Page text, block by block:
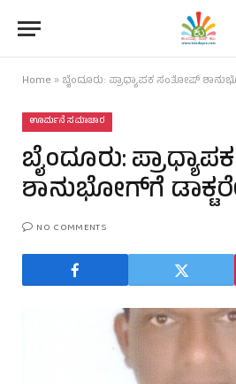
Home » ಬೈಂದೂರು: ಪ್ರಾಧ್ಯಾಪಕ ಸಂತೋಷ್
ಊರ್ಮನೆ ಸಮಾಚಾರ
ಬೈಂದೂರು:
ಶಾನುಭೋಗ್‌ಗೆ
NO COMMENTS